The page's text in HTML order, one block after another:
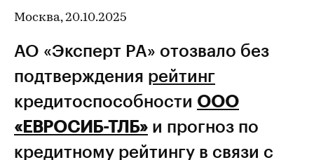
Москва, 20.10.2025
АО «Эксперт РА» отозвало без
подтверждения рейтинг
кредитоспособности ООО
«ЕВРОСИБ-ТЛБ» и прогноз по
кредитному рейтингу в связи с